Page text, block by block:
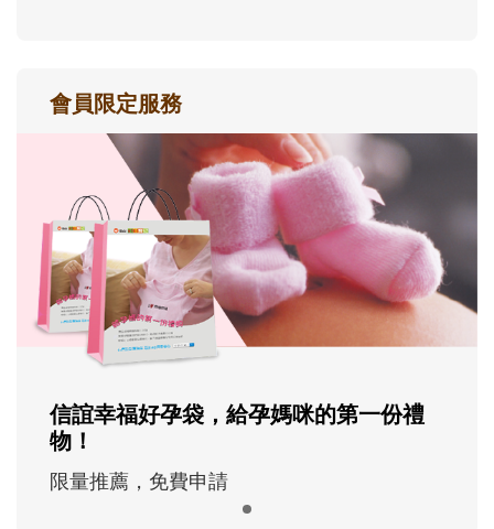
會員限定服務
信誼幸福好孕袋，給孕媽咪的第一份禮
物！
限量推薦，免費申請